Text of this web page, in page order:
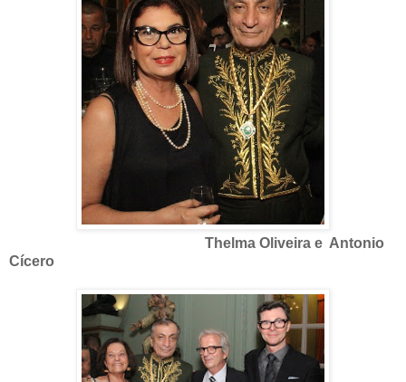
Thelma Oliveira e Antonio
Cícero